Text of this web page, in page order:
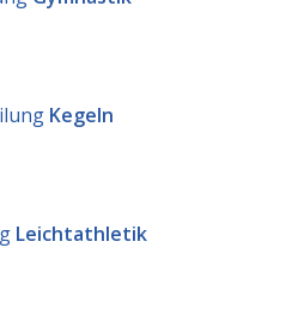
Kegeln
Leichtathletik